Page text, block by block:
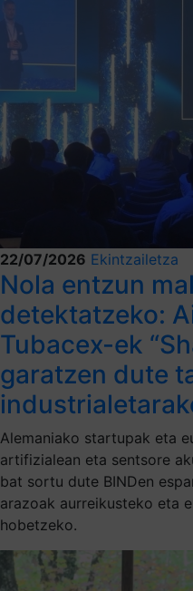
22/07/2026 Ekintzailetza
Nola entzun
detektatzeko:
Tubacex-ek
garatzen dute
Alemaniako startupak eta
artifizialean eta sentsore
bat sortu dute BINDen
arazoak aurreikusteko eta
hobetzeko.